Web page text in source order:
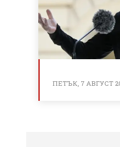
ПЕТЪК, 7 АВГУСТ